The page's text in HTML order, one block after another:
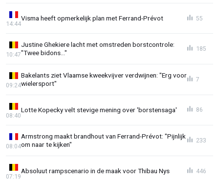
Visma heeft opmerkelijk plan met Ferrand-Prévot
14:44
55
Justine Ghekiere lacht met omstreden borstcontrole:
"Twee bidons..."
10:47
185
Bakelants ziet Vlaamse kweekvijver verdwijnen: "Erg voor
wielersport"
09:24
7
Lotte Kopecky velt stevige mening over 'borstensaga'
08:40
86
Armstrong maakt brandhout van Ferrand-Prévot: "Pijnlijk
om naar te kijken"
08:04
233
Absoluut rampscenario in de maak voor Thibau Nys
07:19
446